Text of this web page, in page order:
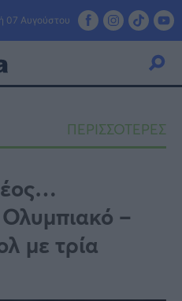
07 Αυγούστου
ΠΕΡΙΣΣΟΤΕΡΕΣ
–
με τρία